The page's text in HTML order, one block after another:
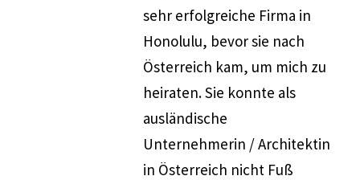
sehr erfolgreiche Firma in
Honolulu, bevor sie nach
Österreich kam, um mich zu
heiraten. Sie konnte als
ausländische
Unternehmerin / Architektin
in Österreich nicht Fuß